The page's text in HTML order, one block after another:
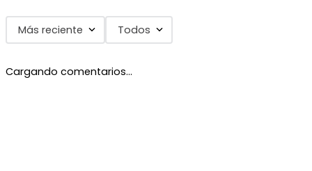
Más reciente Todos
Cargando comentarios…